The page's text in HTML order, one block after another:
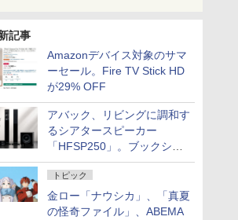
記事
Amazonデバイス対象のサマ
ーセール。Fire TV Stick HD
が29% OFF
アバック、リビングに調和す
るシアタースピーカー
「HFSP250」。ブックシェ
ルフはペア3万円以下
トピック
金ロー「ナウシカ」、「真夏
の怪奇ファイル」、ABEMA